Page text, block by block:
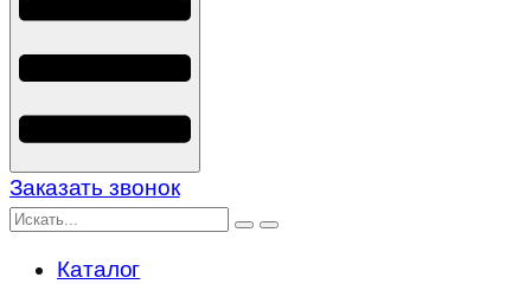
Заказать звонок
Каталог